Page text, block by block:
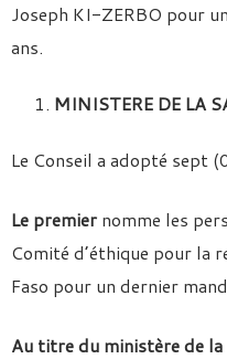
Joseph KI-ZERBO pour
ans.
MINISTERE DE LA
Le Conseil a adopté sept
Le premier nomme les
Comité d’éthique pour la
Faso pour un dernier
Au titre du ministère de la